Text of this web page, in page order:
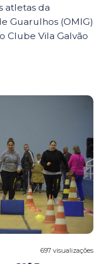
atletas da
Guarulhos (OMIG)
Clube Vila Galvão
697 visualizações